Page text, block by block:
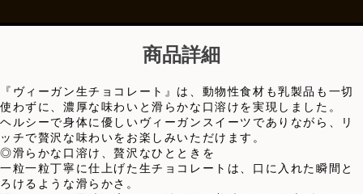
商品詳細
『ヴィーガン生チョコレート』は、動物性食材も乳製品も一切
使わずに、濃厚な味わいと滑らかな口溶けを実現しました。
ヘルシーで身体に優しいヴィーガンスイーツでありながら、リ
ッチで贅沢な味わいをお楽しみいただけます。
◎滑らかな口溶け、贅沢なひとときを
一粒一粒丁寧に仕上げた生チョコレートは、口に入れた瞬間と
ろけるような滑らかさ。